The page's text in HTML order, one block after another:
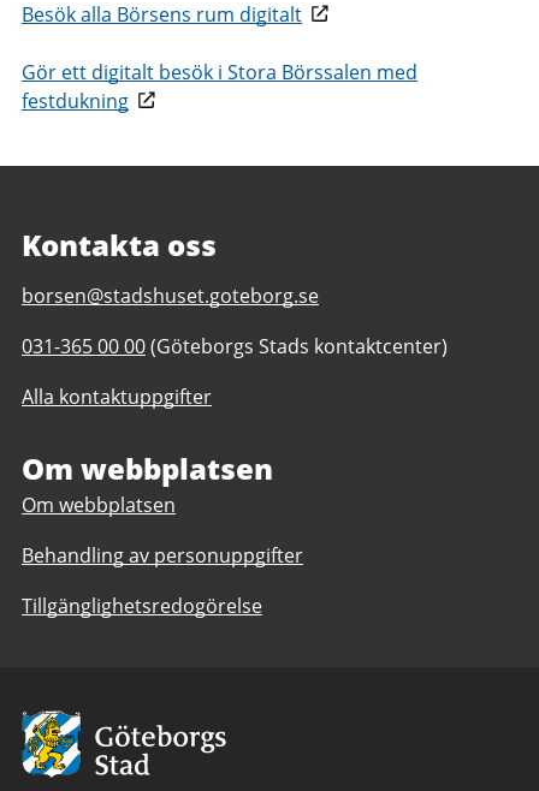
Besök alla Börsens rum digitalt
Gör ett digitalt besök i Stora Börssalen med
festdukning
Kontakta oss
E-
till
Representation
Börsen
borsen@stadshuset.goteborg.se
Telefonnummer
Representation
031-365 00 00(Göteborgs Stads kontaktcenter)
Alla kontaktuppgifter
Om webbplatsen
Om webbplatsen
Behandling av personuppgifter
Tillgänglighetsredogörelse
Avsändare:
Göteborgs
Stad